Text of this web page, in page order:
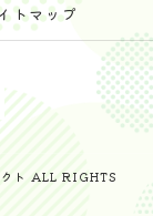
トマップ
ト ALL RIGHTS